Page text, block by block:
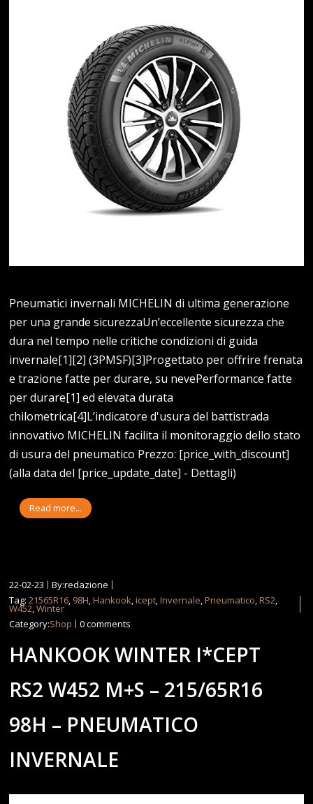
Pneumatici invernali MICHELIN di ultima generazione
per una grande sicurezzaUn’eccellente sicurezza che
dura nel tempo nelle critiche condizioni di guida
invernale[1][2] (3PMSF)[3]Progettato per offrire frenata
e trazione fatte per durare, su nevePerformance fatte
per durare[1] ed elevata durata
chilometrica[4]L’indicatore d'usura del battistrada
innovativo MICHELIN facilita il monitoraggio dello stato
di usura del pneumatico Prezzo: [price_with_discount]
(alla data del [price_update_date] - Dettagli)
Read more...
22-02-23
By:redazione
Tag:21565R16, 98H,Hankook,icept,Invernale,Pneumatico,RS2,
W452,Winter
Category:Shop 0 comments
HANKOOK WINTER I*CEPT
RS2 W452 M+S – 215/65R16
98H – PNEUMATICO
INVERNALE